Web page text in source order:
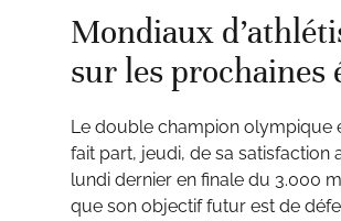
Mondiaux
sur les prochaines
Le double champion olympique
fait part, jeudi, de sa satisfaction
lundi dernier en finale du 3.000
que son objectif futur est de